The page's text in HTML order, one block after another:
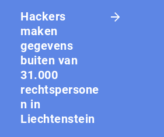
Hackers
maken
gegevens
buiten van
31.000
rechtspersone
n in
Liechtenstein